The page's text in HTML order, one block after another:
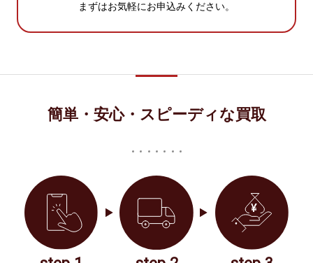
まずはお気軽にお申込みください。
簡単・安心・スピーディな買取